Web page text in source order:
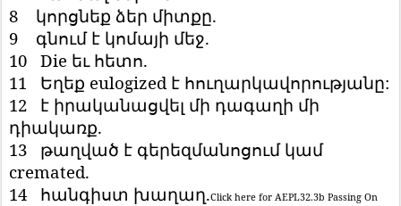
8
կորցնեք ձեր միտքը.
9
գնում է կոմայի մեջ.
10 Die եւ հետո.
11
Եղեք eulogized է հուղարկավորությանը:
12
է իրականացվել մի դագաղի մի
դիակառք.
13
թաղված է գերեզմանոցում կամ
cremated.
14
հանգիստ խաղաղ.Click here for AEPL32.3b Passing On